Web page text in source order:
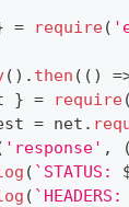
= require(
( ) . then ( ( )
} = require(
= net .
'response' , (
( ` STATUS:
( ` HEADERS: